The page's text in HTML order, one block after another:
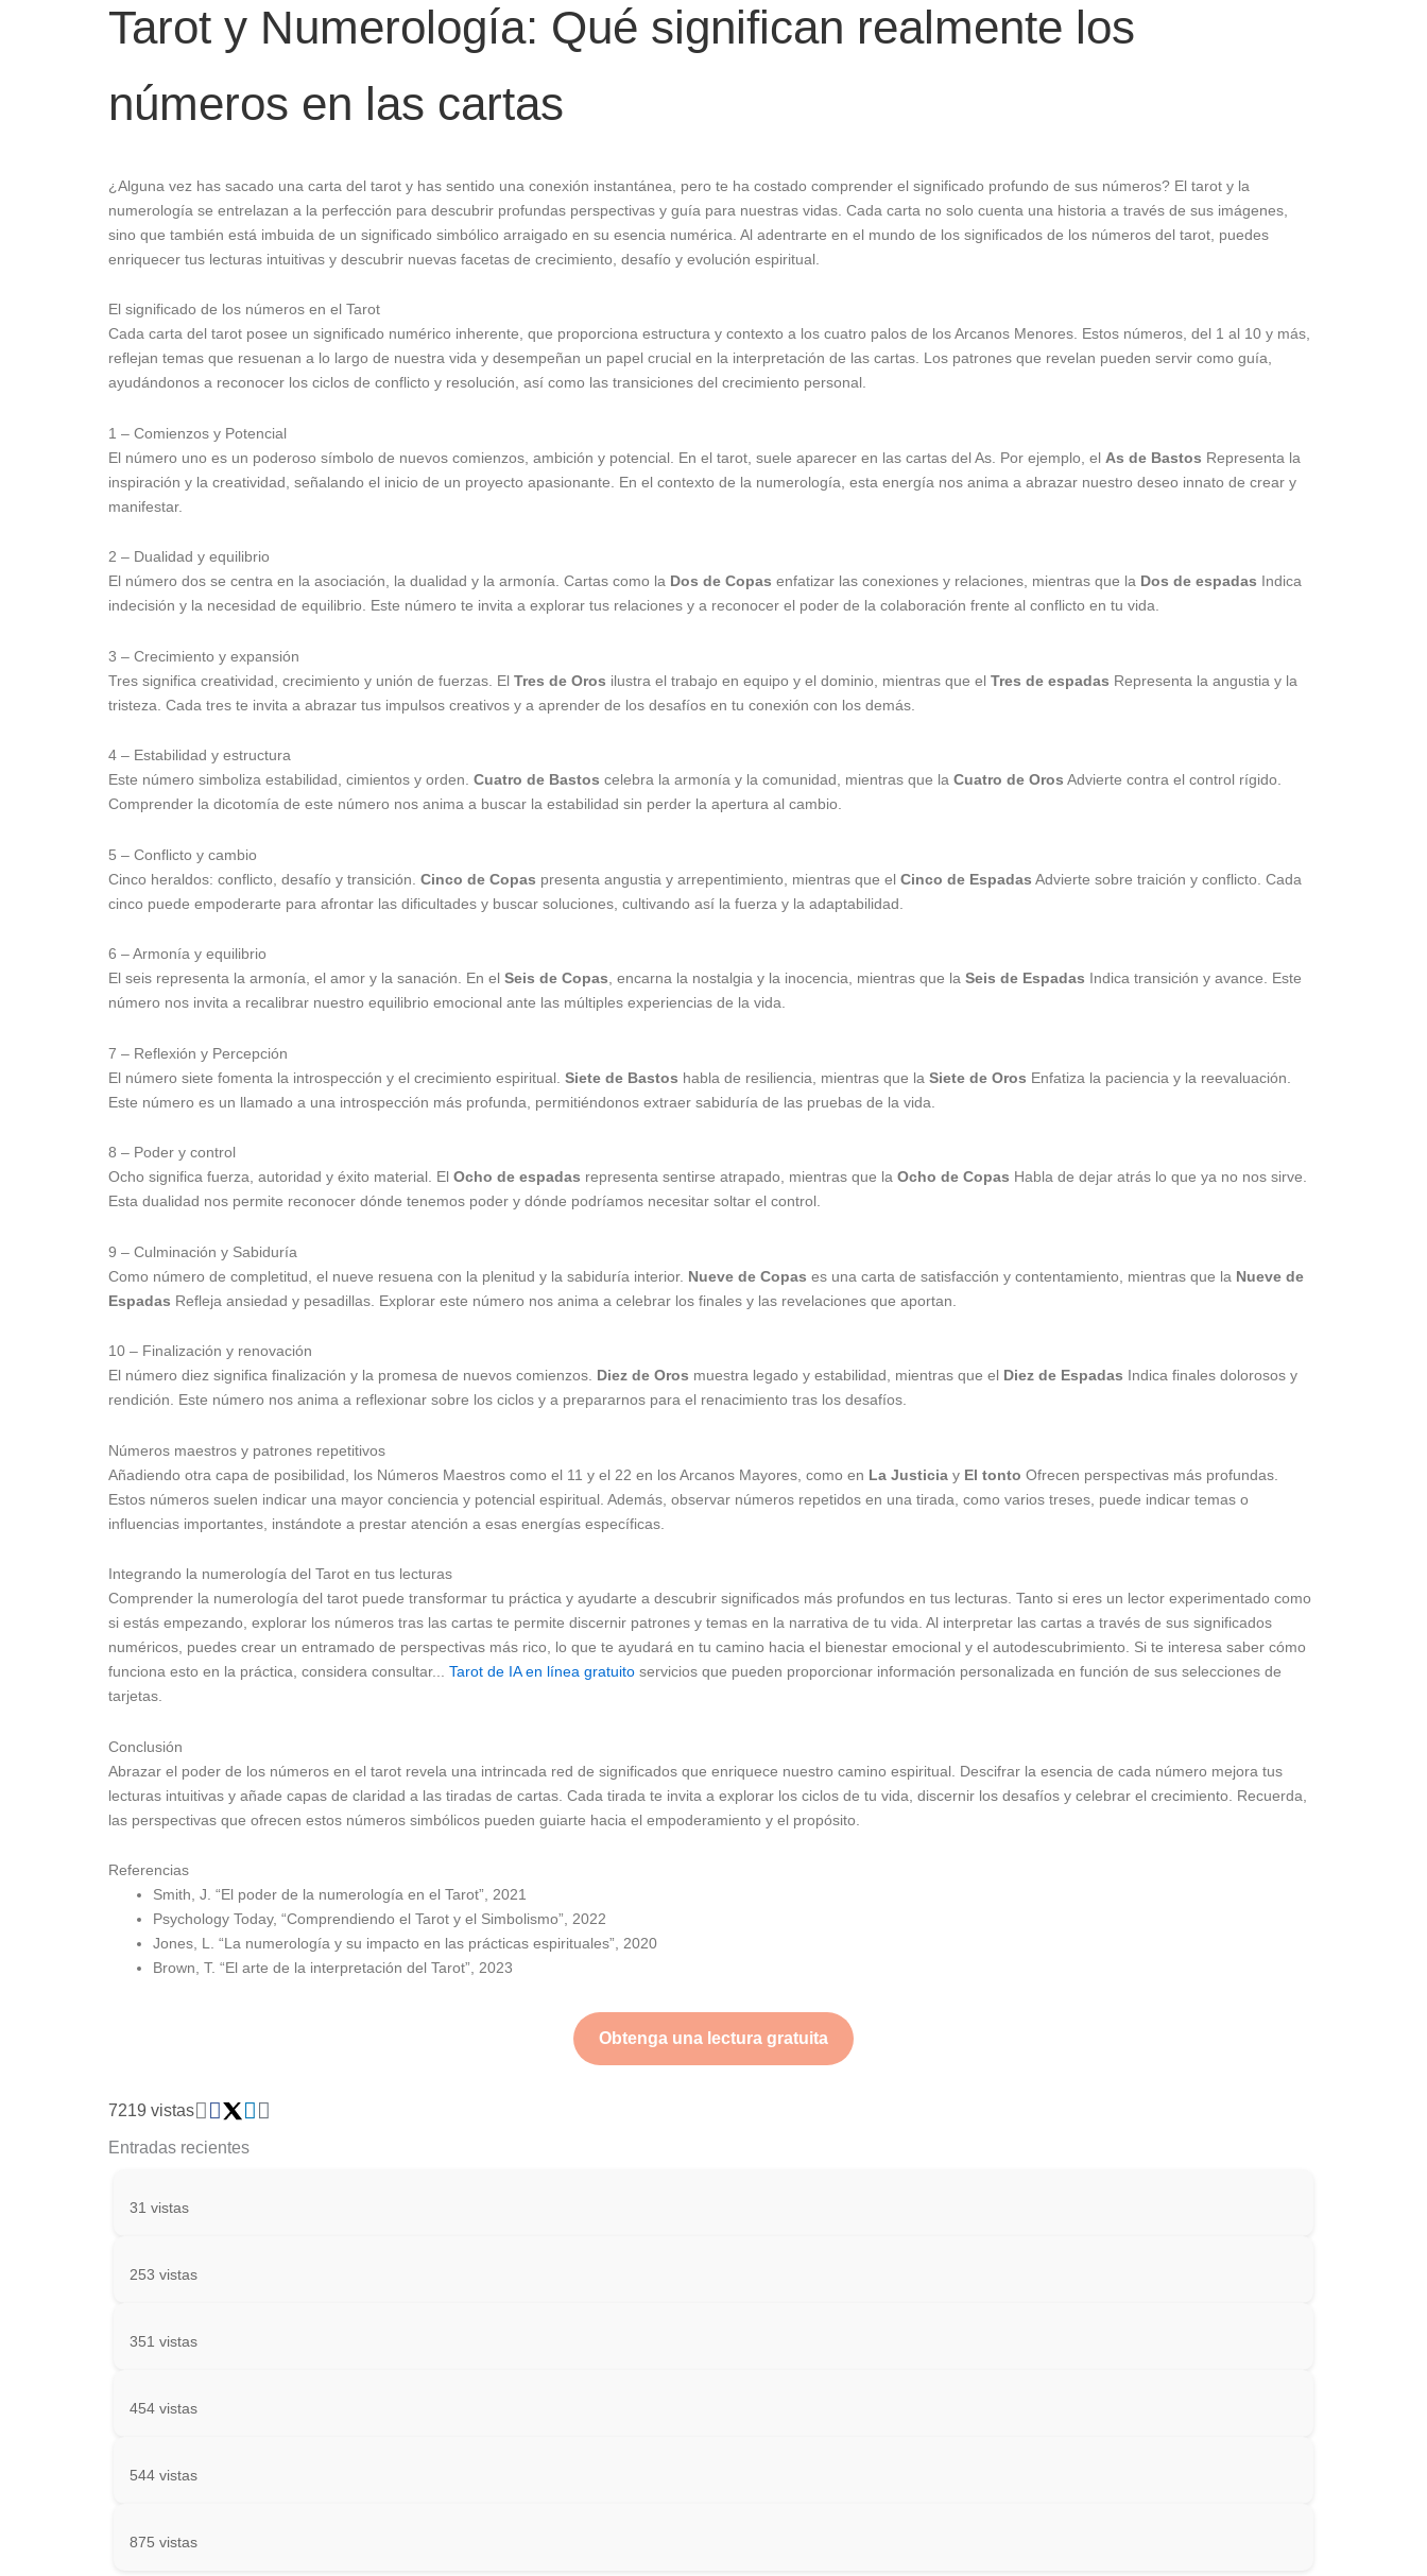
Tarot y Numerología: Qué significan realmente los
números en las cartas
¿Alguna vez has sacado una carta del tarot y has sentido una conexión instantánea, pero te ha costado comprender el significado profundo de sus números? El tarot y la
numerología se entrelazan a la perfección para descubrir profundas perspectivas y guía para nuestras vidas. Cada carta no solo cuenta una historia a través de sus imágenes,
sino que también está imbuida de un significado simbólico arraigado en su esencia numérica. Al adentrarte en el mundo de los significados de los números del tarot, puedes
enriquecer tus lecturas intuitivas y descubrir nuevas facetas de crecimiento, desafío y evolución espiritual.
El significado de los números en el Tarot
Cada carta del tarot posee un significado numérico inherente, que proporciona estructura y contexto a los cuatro palos de los Arcanos Menores. Estos números, del 1 al 10 y más,
reflejan temas que resuenan a lo largo de nuestra vida y desempeñan un papel crucial en la interpretación de las cartas. Los patrones que revelan pueden servir como guía,
ayudándonos a reconocer los ciclos de conflicto y resolución, así como las transiciones del crecimiento personal.
1 – Comienzos y Potencial
El número uno es un poderoso símbolo de nuevos comienzos, ambición y potencial. En el tarot, suele aparecer en las cartas del As. Por ejemplo, el As de Bastos Representa la
inspiración y la creatividad, señalando el inicio de un proyecto apasionante. En el contexto de la numerología, esta energía nos anima a abrazar nuestro deseo innato de crear y
manifestar.
2 – Dualidad y equilibrio
El número dos se centra en la asociación, la dualidad y la armonía. Cartas como la Dos de Copas enfatizar las conexiones y relaciones, mientras que la Dos de espadas Indica
indecisión y la necesidad de equilibrio. Este número te invita a explorar tus relaciones y a reconocer el poder de la colaboración frente al conflicto en tu vida.
3 – Crecimiento y expansión
Tres significa creatividad, crecimiento y unión de fuerzas. El Tres de Oros ilustra el trabajo en equipo y el dominio, mientras que el Tres de espadas Representa la angustia y la
tristeza. Cada tres te invita a abrazar tus impulsos creativos y a aprender de los desafíos en tu conexión con los demás.
4 – Estabilidad y estructura
Este número simboliza estabilidad, cimientos y orden. Cuatro de Bastos celebra la armonía y la comunidad, mientras que la Cuatro de Oros Advierte contra el control rígido.
Comprender la dicotomía de este número nos anima a buscar la estabilidad sin perder la apertura al cambio.
5 – Conflicto y cambio
Cinco heraldos: conflicto, desafío y transición. Cinco de Copas presenta angustia y arrepentimiento, mientras que el Cinco de Espadas Advierte sobre traición y conflicto. Cada
cinco puede empoderarte para afrontar las dificultades y buscar soluciones, cultivando así la fuerza y ​​la adaptabilidad.
6 – Armonía y equilibrio
El seis representa la armonía, el amor y la sanación. En el Seis de Copas, encarna la nostalgia y la inocencia, mientras que la Seis de Espadas Indica transición y avance. Este
número nos invita a recalibrar nuestro equilibrio emocional ante las múltiples experiencias de la vida.
7 – Reflexión y Percepción
El número siete fomenta la introspección y el crecimiento espiritual. Siete de Bastos habla de resiliencia, mientras que la Siete de Oros Enfatiza la paciencia y la reevaluación.
Este número es un llamado a una introspección más profunda, permitiéndonos extraer sabiduría de las pruebas de la vida.
8 – Poder y control
Ocho significa fuerza, autoridad y éxito material. El Ocho de espadas representa sentirse atrapado, mientras que la Ocho de Copas Habla de dejar atrás lo que ya no nos sirve.
Esta dualidad nos permite reconocer dónde tenemos poder y dónde podríamos necesitar soltar el control.
9 – Culminación y Sabiduría
Como número de completitud, el nueve resuena con la plenitud y la sabiduría interior. Nueve de Copas es una carta de satisfacción y contentamiento, mientras que la Nueve de
Espadas Refleja ansiedad y pesadillas. Explorar este número nos anima a celebrar los finales y las revelaciones que aportan.
10 – Finalización y renovación
El número diez significa finalización y la promesa de nuevos comienzos. Diez de Oros muestra legado y estabilidad, mientras que el Diez de Espadas Indica finales dolorosos y
rendición. Este número nos anima a reflexionar sobre los ciclos y a prepararnos para el renacimiento tras los desafíos.
Números maestros y patrones repetitivos
Añadiendo otra capa de posibilidad, los Números Maestros como el 11 y el 22 en los Arcanos Mayores, como en La Justicia y El tonto Ofrecen perspectivas más profundas.
Estos números suelen indicar una mayor conciencia y potencial espiritual. Además, observar números repetidos en una tirada, como varios treses, puede indicar temas o
influencias importantes, instándote a prestar atención a esas energías específicas.
Integrando la numerología del Tarot en tus lecturas
Comprender la numerología del tarot puede transformar tu práctica y ayudarte a descubrir significados más profundos en tus lecturas. Tanto si eres un lector experimentado como
si estás empezando, explorar los números tras las cartas te permite discernir patrones y temas en la narrativa de tu vida. Al interpretar las cartas a través de sus significados
numéricos, puedes crear un entramado de perspectivas más rico, lo que te ayudará en tu camino hacia el bienestar emocional y el autodescubrimiento. Si te interesa saber cómo
funciona esto en la práctica, considera consultar... Tarot de IA en línea gratuito servicios que pueden proporcionar información personalizada en función de sus selecciones de
tarjetas.
Conclusión
Abrazar el poder de los números en el tarot revela una intrincada red de significados que enriquece nuestro camino espiritual. Descifrar la esencia de cada número mejora tus
lecturas intuitivas y añade capas de claridad a las tiradas de cartas. Cada tirada te invita a explorar los ciclos de tu vida, discernir los desafíos y celebrar el crecimiento. Recuerda,
las perspectivas que ofrecen estos números simbólicos pueden guiarte hacia el empoderamiento y el propósito.
Referencias
Smith, J. “El poder de la numerología en el Tarot”, 2021
Psychology Today, “Comprendiendo el Tarot y el Simbolismo”, 2022
Jones, L. “La numerología y su impacto en las prácticas espirituales”, 2020
Brown, T. “El arte de la interpretación del Tarot”, 2023
Obtenga una lectura gratuita
7219 vistas
Entradas recientes
31 vistas
253 vistas
351 vistas
454 vistas
544 vistas
875 vistas